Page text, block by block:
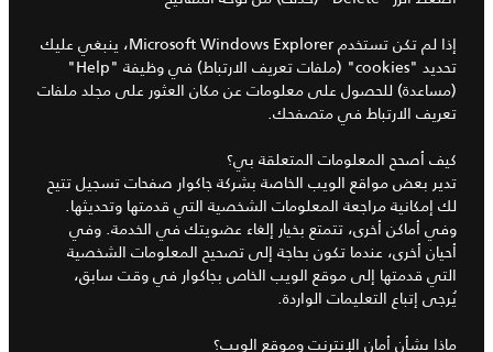
إذا لم تكن تستخدم Microsoft Windows Explorer، ينبغي عليك
تحديد "cookies" (ملفات تعريف الارتباط) في وظيفة "Help"
(مساعدة) للحصول على معلومات عن مكان العثور على مجلد ملفات
تعريف الارتباط في متصفحك.
كيف أصحح المعلومات المتعلقة بي؟
تدير بعض مواقع الويب الخاصة بشركة جاكوار صفحات تسجيل تتيح
لك إمكانية مراجعة المعلومات الشخصية التي قدمتها وتحديثها.
وفي أماكن أخرى، تتمتع بخيار إلغاء عضويتك في الخدمة. وفي
أحيان أخرى، عندما تكون بحاجة إلى تصحيح المعلومات الشخصية
التي قدمتها إلى موقع الويب الخاص بجاكوار في وقت سابق،
يُرجى إتباع التعليمات الواردة.
ماذا بشأن أمان الإنترنت وموقع الويب؟